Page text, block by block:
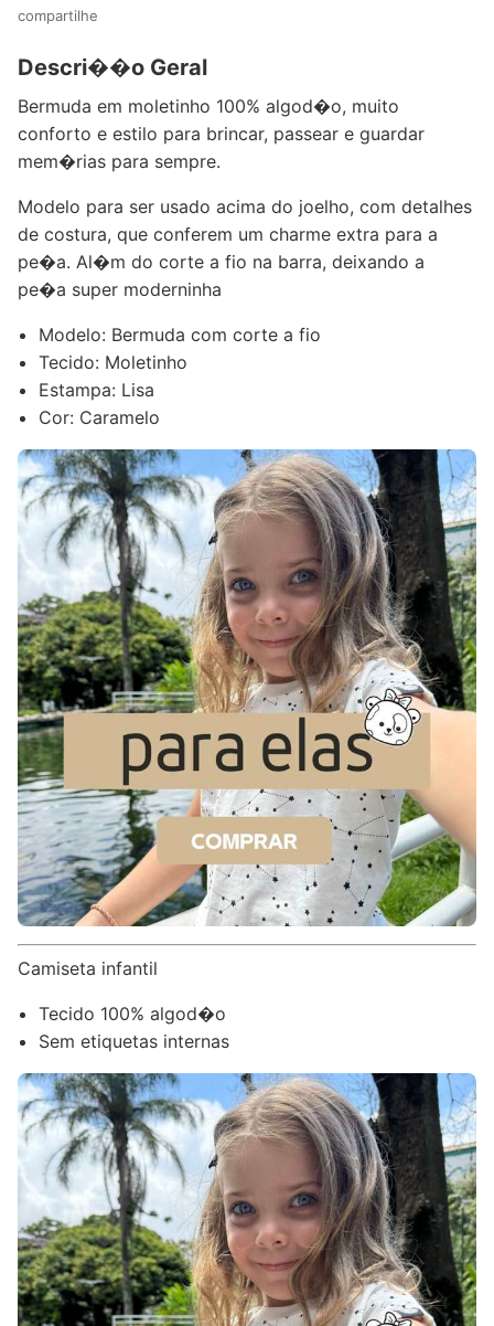
compartilhe
Descri��o Geral
Bermuda em moletinho 100% algod�o, muito
conforto e estilo para brincar, passear e guardar
mem�rias para sempre.
Modelo para ser usado acima do joelho, com detalhes
de costura, que conferem um charme extra para a
pe�a. Al�m do corte a fio na barra, deixando a
pe�a super moderninha
Modelo: Bermuda com corte a fio
Tecido: Moletinho
Estampa: Lisa
Cor: Caramelo
Camiseta infantil
Tecido 100% algod�o
Sem etiquetas internas